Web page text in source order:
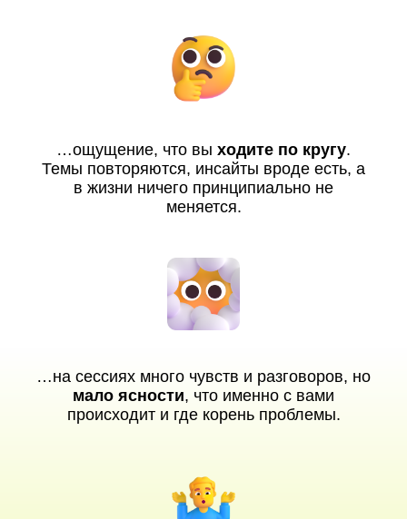
…ощущение, что вы ходите по кругу.
Темы повторяются, инсайты вроде есть, а
в жизни ничего принципиально не
меняется.
…на сессиях много чувств и разговоров, но
мало ясности, что именно с вами
происходит и где корень проблемы.